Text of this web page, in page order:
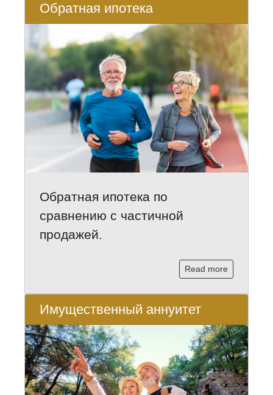
Обратная ипотека
Обратная ипотека по
сравнению с частичной
продажей.
Read more
Имущественный аннуитет